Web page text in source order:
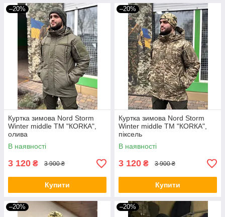
–20%
Куртка зимова Nord Storm
Winter middle ТМ "КОRКА",
олива
В наявності
3 120 ₴ 3 900 ₴
Купити
–20%
Куртка зимова Nord Storm
Winter middle ТМ "КОRКА",
піксель
В наявності
3 120 ₴ 3 900 ₴
Купити
–20% –20%